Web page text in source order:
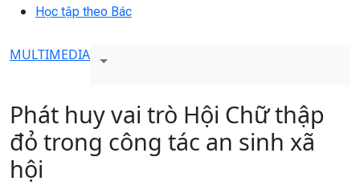
Học tập theo Bác
MULTIMEDIA
Phát huy vai trò Hội Chữ thập
đỏ trong công tác an sinh xã
hội